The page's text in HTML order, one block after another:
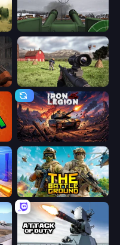
Flakmeister
Dead Zed
Iron Legion
The Battleground